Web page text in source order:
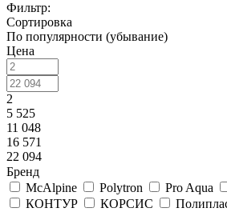
Фильтр:
Сортировка
По популярности (убывание)
Цена
2
5 525
11 048
16 571
22 094
Бренд
McAlpine
Polytron Pro Aqua
КОНТУР
КОРСИС